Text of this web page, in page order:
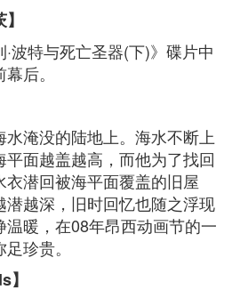
波特与死亡圣器(下)》碟片中
后。
淹没的陆地上。海水不断上
面越盖越高，而他为了找回
潜回被海平面覆盖的旧屋
越深，旧时回忆也随之浮现
温暖，在08年昂西动画节的一
珍贵。